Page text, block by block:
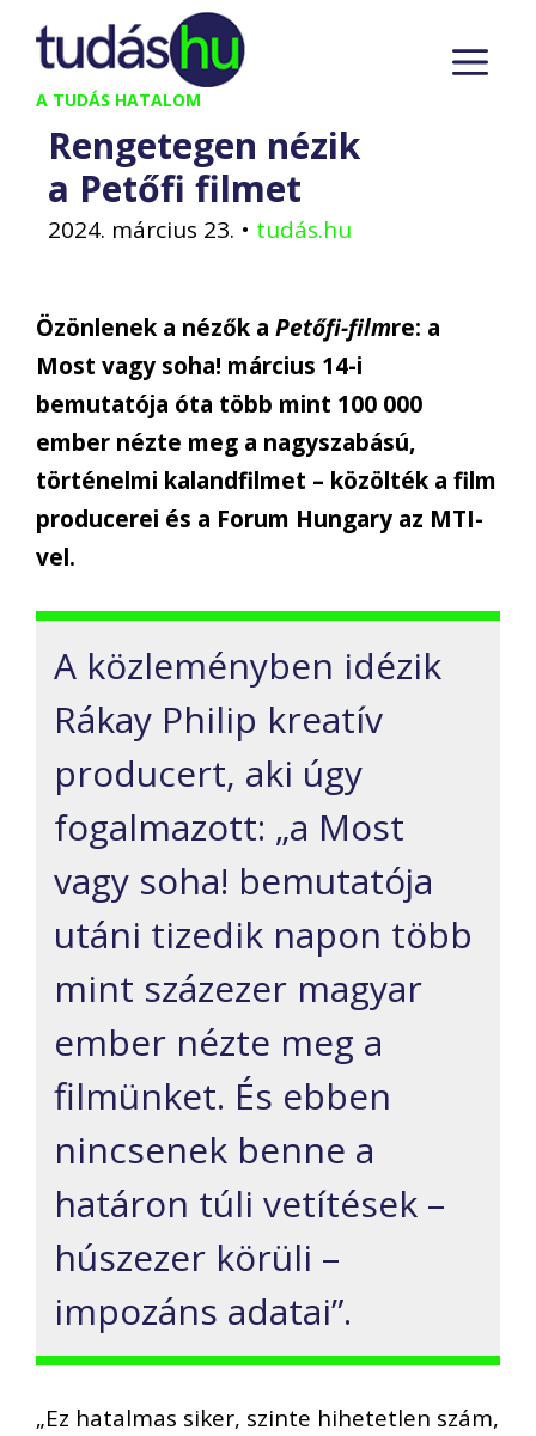
Kilépés
tartalomba
A TUDÁS HATALOM
Rengetegen nézik
a Petőfi filmet
2024. március 23. • tudás.hu
Özönlenek a nézők a Petőfi-filmre: a
Most vagy soha! március 14-i
bemutatója óta több mint 100 000
ember nézte meg a nagyszabású,
történelmi kalandfilmet – közölték a film
producerei és a Forum Hungary az MTI-
vel.
A közleményben idézik
Rákay Philip kreatív
producert, aki úgy
fogalmazott: „a Most
vagy soha! bemutatója
utáni tizedik napon több
mint százezer magyar
ember nézte meg a
filmünket. És ebben
nincsenek benne a
határon túli vetítések –
húszezer körüli –
impozáns adatai”.
„Ez hatalmas siker, szinte hihetetlen szám,